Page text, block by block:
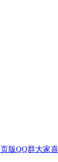
版QQ群大家